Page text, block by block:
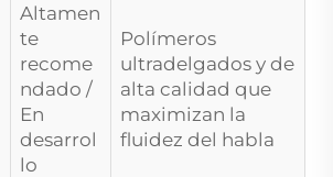
Altamen
te
recome
ndado /
En
desarrol
lo
Polímeros
ultradelgados y de
alta calidad que
maximizan la
fluidez del habla